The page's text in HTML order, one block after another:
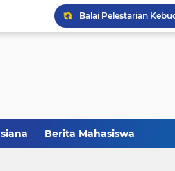
Balai Pelestarian
Melalui Abdi Desa
Berita Mahasiswa